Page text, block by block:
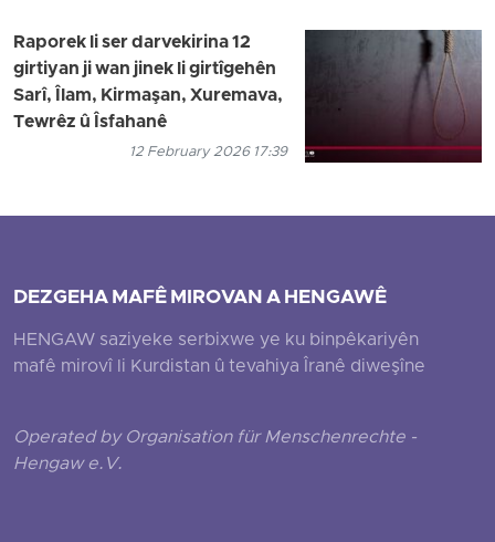
Raporek li ser darvekirina 12
girtiyan ji wan jinek li girtîgehên
Sarî, Îlam, Kirmaşan, Xuremava,
Tewrêz û Îsfahanê
12 February 2026 17:39
DEZGEHA MAFÊ MIROVAN A HENGAWÊ
HENGAW saziyeke serbixwe ye ku binpêkariyên
mafê mirovî li Kurdistan û tevahiya Îranê diweşîne
Operated by Organisation für Menschenrechte -
Hengaw e.V.